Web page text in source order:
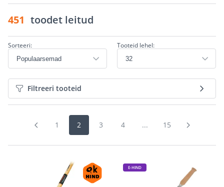
451 toodet leitud
Sorteeri: Tooteid lehel:
Filtreeri tooteid
1 2 3 4 ... 15
E-HIND